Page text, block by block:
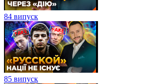
84 випуск
85 випуск